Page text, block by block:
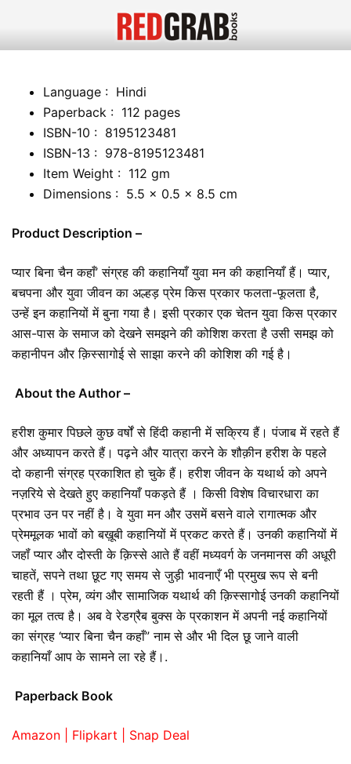
Language ‏: ‎ Hindi
Paperback ‏: ‎ 112 pages
ISBN-10 ‏: ‎ 8195123481
ISBN-13 ‏: ‎ 978-8195123481
Item Weight ‏: ‎ 112 gm
Dimensions ‏: ‎ 5.5 x 0.5 x 8.5 cm
Product Description –
प्यार बिना चैन कहाँ’ संग्रह की कहानियाँ युवा मन की कहानियाँ हैं। प्यार,
बचपना और युवा जीवन का अल्हड़ प्रेम किस प्रकार फलता-फूलता है,
उन्हें इन कहानियों में बुना गया है। इसी प्रकार एक चेतन युवा किस प्रकार
आस-पास के समाज को देखने समझने की कोशिश करता है उसी समझ को
कहानीपन और क़िस्सागोई से साझा करने की कोशिश की गई है।
About the Author –
हरीश कुमार पिछले कुछ वर्षों से हिंदी कहानी में सक्रिय हैं। पंजाब में रहते हैं
और अध्यापन करते हैं। पढ़ने और यात्रा करने के शौक़ीन हरीश के पहले
दो कहानी संग्रह प्रकाशित हो चुके हैं। हरीश जीवन के यथार्थ को अपने
नज़रिये से देखते हुए कहानियाँ पकड़ते हैं । किसी विशेष विचारधारा का
प्रभाव उन पर नहीं है। वे युवा मन और उसमें बसने वाले रागात्मक और
प्रेममूलक भावों को बख़ूबी कहानियों में प्रकट करते हैं। उनकी कहानियों में
जहॉं प्यार और दोस्ती के क़िस्से आते हैं वहीं मध्यवर्ग के जनमानस की अधूरी
चाहतें, सपने तथा छूट गए समय से जुड़ी भावनाएँ भी प्रमुख रूप से बनी
रहती हैं । प्रेम, व्यंग और सामाजिक यथार्थ की क़िस्सागोई उनकी कहानियों
का मूल तत्व है। अब वे रेडग्रैब बुक्स के प्रकाशन में अपनी नई कहानियों
का संग्रह ‘प्यार बिना चैन कहाँ” नाम से और भी दिल छू जाने वाली
कहानियाँ आप के सामने ला रहे हैं।.
Paperback Book
Amazon | Flipkart | Snap Deal